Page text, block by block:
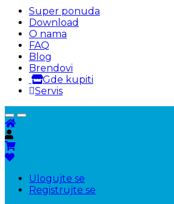
Super ponuda
Download
O nama
FAQ
Blog
Brendovi
Gde kupiti
Servis
Ulogujte se
Registrujte se